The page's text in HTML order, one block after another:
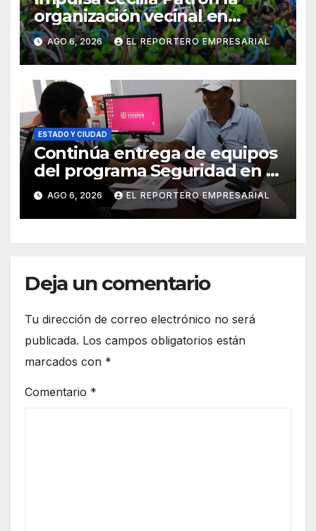
organización vecinal en
Mérida y suma a comités de
vigilancia en la prevención
social del delito
AGO 6, 2026 EL REPORTERO EMPRESARIAL
ESTADO Y CIUDAD
Continúa entrega de equipos
del programa Seguridad en el
Mar
AGO 6, 2026 EL REPORTERO EMPRESARIAL
Deja un comentario
Tu dirección de correo electrónico no será
publicada. Los campos obligatorios están
marcados con *
Comentario *